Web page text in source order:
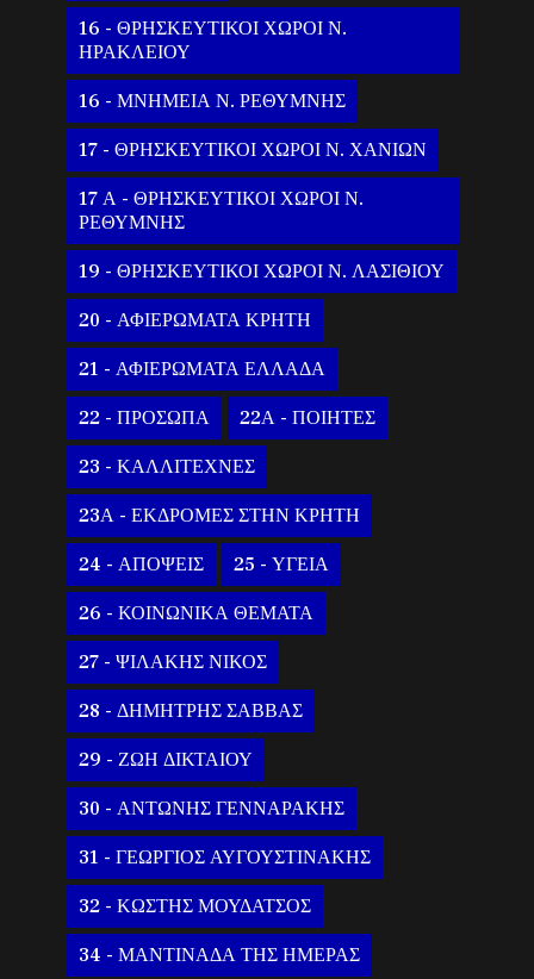
16 - ΘΡΗΣΚΕΥΤΙΚΟΙ ΧΩΡΟΙ Ν.
ΗΡΑΚΛΕΙΟΥ
16 - ΜΝΗΜΕΙΑ Ν. ΡΕΘΥΜΝΗΣ
17 - ΘΡΗΣΚΕΥΤΙΚΟΙ ΧΩΡΟΙ Ν. ΧΑΝΙΩΝ
17 Α - ΘΡΗΣΚΕΥΤΙΚΟΙ ΧΩΡΟΙ Ν.
ΡΕΘΥΜΝΗΣ
19 - ΘΡΗΣΚΕΥΤΙΚΟΙ ΧΩΡΟΙ Ν. ΛΑΣΙΘΙΟΥ
20 - ΑΦΙΕΡΩΜΑΤΑ ΚΡΗΤΗ
21 - ΑΦΙΕΡΩΜΑΤΑ ΕΛΛΑΔΑ
22 - ΠΡΟΣΩΠΑ 22Α - ΠΟΙΗΤΕΣ
23 - ΚΑΛΛΙΤΕΧΝΕΣ
23Α - ΕΚΔΡΟΜΕΣ ΣΤΗΝ ΚΡΗΤΗ
24 - ΑΠΟΨΕΙΣ 25 - ΥΓΕΙΑ
26 - ΚΟΙΝΩΝΙΚΑ ΘΕΜΑΤΑ
27 - ΨΙΛΑΚΗΣ ΝΙΚΟΣ
28 - ΔΗΜΗΤΡΗΣ ΣΑΒΒΑΣ
29 - ΖΩΗ ΔΙΚΤΑΙΟΥ
30 - ΑΝΤΩΝΗΣ ΓΕΝΝΑΡΑΚΗΣ
31 - ΓΕΩΡΓΙΟΣ ΑΥΓΟΥΣΤΙΝΑΚΗΣ
32 - ΚΩΣΤΗΣ ΜΟΥΔΑΤΣΟΣ
34 - ΜΑΝΤΙΝΑΔΑ ΤΗΣ ΗΜΕΡΑΣ